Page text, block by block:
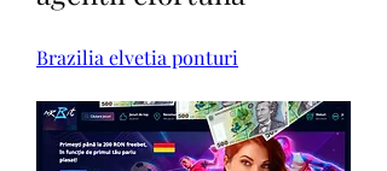
Brazilia elvetia ponturi